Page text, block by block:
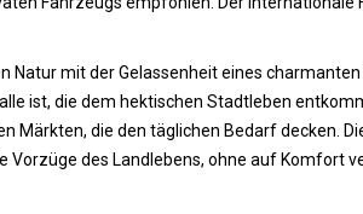
Natur mit der Gelassenheit eines
ist, die dem hektischen Stadtleben
Märkten, die den täglichen Bedarf decken.
Vorzüge des Landlebens, ohne auf